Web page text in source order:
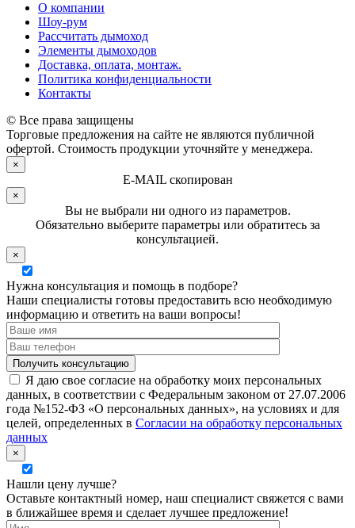
О компании
Шоу-рум
Рассчитать дымоход
Элементы дымоходов
Доставка, оплата, монтаж.
Политика конфиденциальности
Контакты
© Все права защищены
Торговые предложения на сайте не являются публичной
офертой. Стоимость продукции уточняйте у менеджера.
×
E-MAIL скопирован
×
Вы не выбрали ни одного из параметров.
Обязательно выберите параметры или обратитесь за
консультацией.
×
Нужна консультация и помощь в подборе?
Наши специалисты готовы предоставить всю необходимую
информацию и ответить на ваши вопросы!
Я даю свое согласие на обработку моих персональных
данных, в соответствии с Федеральным законом от 27.07.2006
года №152-ФЗ «О персональных данных», на условиях и для
целей, определенных в Согласии на обработку персональных
данных
×
Нашли цену лучше?
Оставьте контактный номер, наш специалист свяжется с вами
в ближайшее время и сделает лучшее предложение!